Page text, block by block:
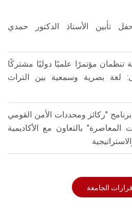
تأبين الأستاذ الدكتور حمدي
تنظمان مؤتمرًا علميًا دوليًا مشتركًا
لغة بصرية وسمعية بين التراث
"ركائز ومحددات الأمن القومي
بالتعاون مع الأكاديمية
الجامعة